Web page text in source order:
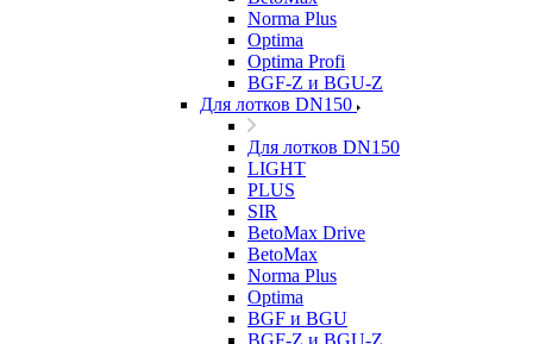
Norma Plus
Optima
Optima Profi
BGF-Z и BGU-Z
Для лотков DN150
Для лотков DN150
LIGHT
PLUS
SIR
BetoMax Drive
BetoMax
Norma Plus
Optima
BGF и BGU
BGF-Z и BGU-Z